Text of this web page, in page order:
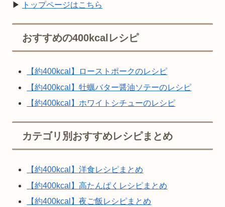
▶ トップページはこちら
おすすめの400kcalレシピ
【約400kcal】ローストポークのレシピ
【約400kcal】牡蠣バター醤油ソテーのレシピ
【約400kcal】ホワイトシチューのレシピ
カテゴリ別おすすめレシピまとめ
【約400kcal】洋食レシピまとめ
【約400kcal】高たんぱくレシピまとめ
【約400kcal】夜ご飯レシピまとめ